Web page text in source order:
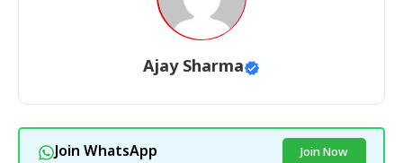
Ajay Sharma
Join WhatsApp Join Now